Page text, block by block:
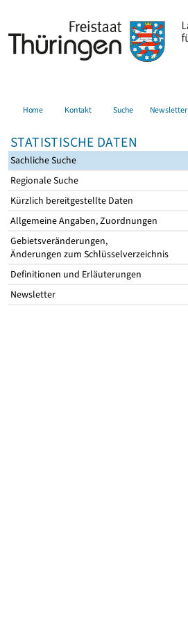
Home Kontakt Suche Newsletter
STATISTISCHE DATEN
Sachliche Suche
Regionale Suche
Kürzlich bereitgestellte Daten
Allgemeine Angaben, Zuordnungen
Gebietsveränderungen,
Änderungen zum Schlüsselverzeichnis
Definitionen und Erläuterungen
Newsletter